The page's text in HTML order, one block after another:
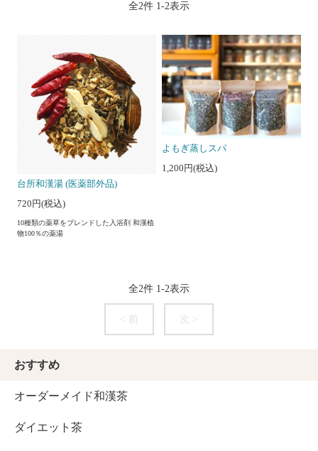
全2件 1-2表示
台所和漢湯 (医薬部外品)
720円(税込)
10種類の薬草をブレンドした入浴剤 和漢植
物100％の薬湯
よもぎ蒸しスパ
1,200円(税込)
全2件 1-2表示
< 前 次 >
おすすめ
オーダーメイド和漢茶
ダイエット茶